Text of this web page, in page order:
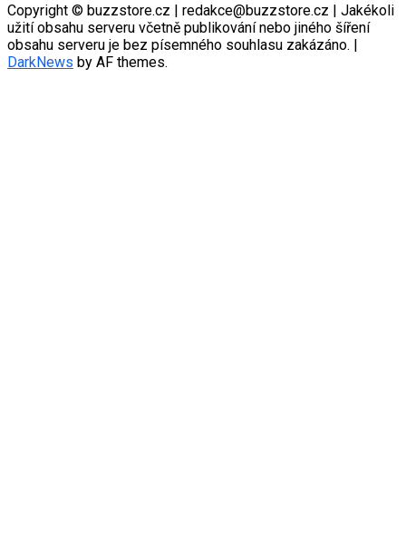
Copyright © buzzstore.cz | redakce@buzzstore.cz | Jakékoli
užití obsahu serveru včetně publikování nebo jiného šíření
obsahu serveru je bez písemného souhlasu zakázáno. |
DarkNews by AF themes.